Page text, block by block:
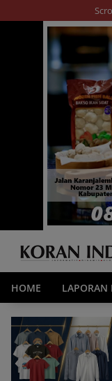
ke
HOME LAPORAN